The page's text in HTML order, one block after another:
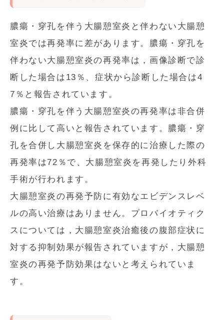
膿瘍・穿孔を伴う大腸憩室炎と伴わない大腸憩
室炎では再発率に差があります。膿瘍・穿孔を
伴わない大腸憩室炎の再発率は，画像診断で診
断した場合は13％、症状から診断した場合は4
7％と報告されています。
膿瘍・穿孔を伴う大腸憩室炎の再発率は非合併
例に比して高いと報告されています。膿瘍・穿
孔を合併し大腸憩室炎を保存的に治療した際の
再発率は72％で、大腸憩室炎を再発したり外科
手術が行われます。
大腸憩室炎の再発予防に有効なエビデンスレベ
ルの高い治療はありません。プロバイオティク
スについては，大腸憩室炎治癒後の腹部症状に
対する抑制効果が報告されていますが，大腸憩
室炎の再発予防効果はないと考えられていま
す。